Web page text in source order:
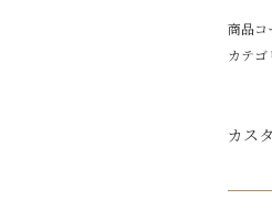
商品コ
カテゴ
カス